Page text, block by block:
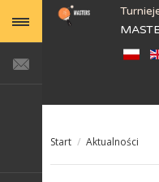
Start / Aktualności